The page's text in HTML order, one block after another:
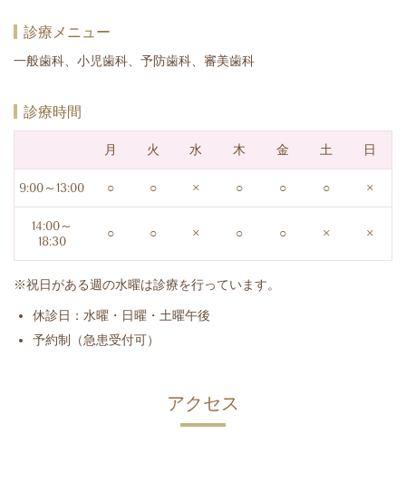
診療メニュー
一般歯科、小児歯科、予防歯科、審美歯科
診療時間
月 火 水 木 金 土 日
9:00～13:00 ○ ○ × ○ ○ ○ ×
14:00～
18:30
○ ○ × ○ ○ × ×
※祝日がある週の水曜は診療を行っています。
休診日：水曜・日曜・土曜午後
予約制（急患受付可）
アクセス